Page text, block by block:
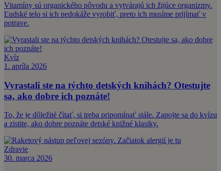
Vitamíny sú organického pôvodu a vytvárajú ich žijúce organizmy.
Ľudské telo si ich nedokáže vyrobiť, preto ich musíme prijímať v
potrave.
Kvíz
1. apríla 2026
Vyrastali ste na týchto detských knihách? Otestujte
sa, ako dobre ich poznáte!
To, že je dôležité čítať, si treba pripomínať stále. Zapojte sa do kvízu
a zistite, ako dobre poznáte detské knižné klasiky.
Zdravie
30. marca 2026